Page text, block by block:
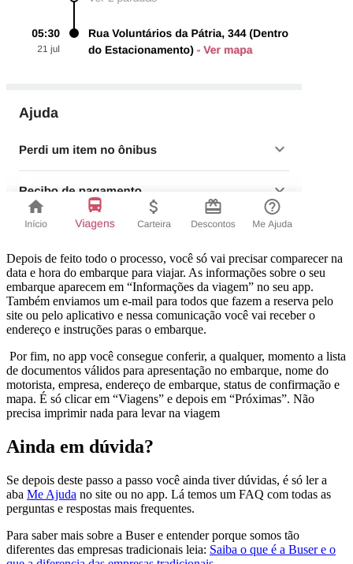
Depois de feito todo o processo, você só vai precisar comparecer na
data e hora do embarque para viajar. As informações sobre o seu
embarque aparecem em “Informações da viagem” no seu app.
Também enviamos um e-mail para todos que fazem a reserva pelo
site ou pelo aplicativo e nessa comunicação você vai receber o
endereço e instruções paras o embarque.
Por fim, no app você consegue conferir, a qualquer, momento a lista
de documentos válidos para apresentação no embarque, nome do
motorista, empresa, endereço de embarque, status de confirmação e
mapa. É só clicar em “Viagens” e depois em “Próximas”. Não
precisa imprimir nada para levar na viagem
Ainda em dúvida?
Se depois deste passo a passo você ainda tiver dúvidas, é só ler a
aba Me Ajuda no site ou no app. Lá temos um FAQ com todas as
perguntas e respostas mais frequentes.
Para saber mais sobre a Buser e entender porque somos tão
diferentes das empresas tradicionais leia: Saiba o que é a Buser e o